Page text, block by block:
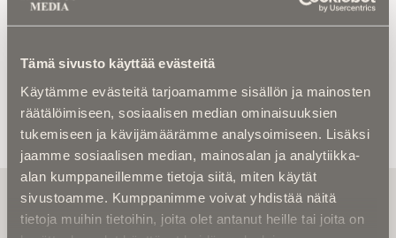
Tämä sivusto käyttää evästeitä
Käytämme evästeitä tarjoamamme sisällön ja mainosten
räätälöimiseen, sosiaalisen median ominaisuuksien
tukemiseen ja kävijämäärämme analysoimiseen. Lisäksi
jaamme sosiaalisen median, mainosalan ja analytiikka-
alan kumppaneillemme tietoja siitä, miten käytät
sivustoamme. Kumppanimme voivat yhdistää näitä
tietoja muihin tietoihin, joita olet antanut heille tai joita on
Kuolinaika: 2024
Tilaa uutiskirje - Pääset heti parhaiden
artikkelien pariin!